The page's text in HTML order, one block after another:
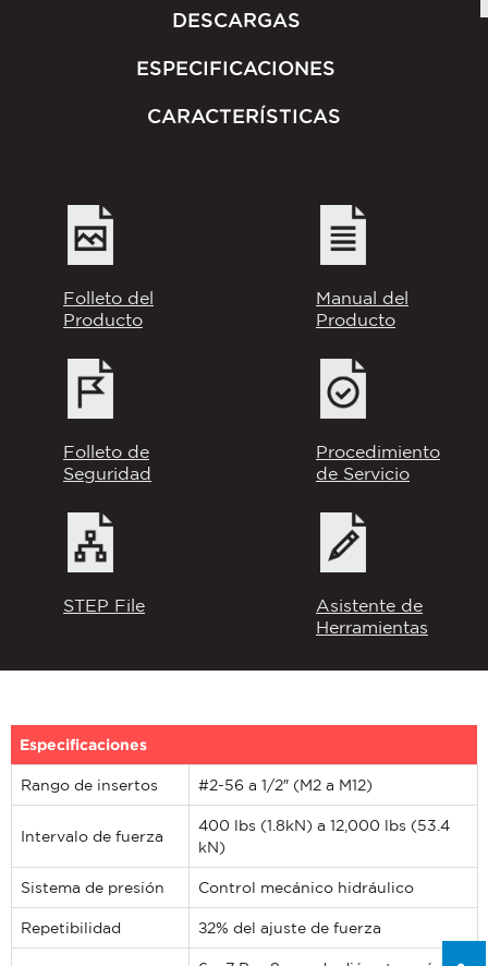
DESCARGAS
ESPECIFICACIONES
CARACTERÍSTICAS
Folleto del
Producto
Manual del
Producto
Folleto de
Seguridad
Procedimiento
de Servicio
STEP File
Asistente de
Herramientas
Especificaciones
Rango de insertos #2-56 a 1/2″ (M2 a M12)
Intervalo de fuerza
400 lbs (1.8kN) a 12,000 lbs (53.4
kN)
Sistema de presión Control mecánico hidráulico
Repetibilidad ±2% del ajuste de fuerza
If you have a question, comment, or need
information, don’t hesitate to ask. Use the
form below to send Haeger a
representative in your region message.
LAST NAME
PHONE NUMBER*